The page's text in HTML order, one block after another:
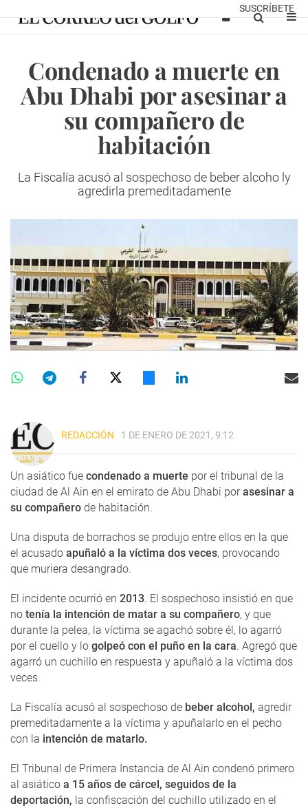
SUSCRÍBETE
Condenado a muerte en
Abu Dhabi por asesinar a
su compañero de
habitación
La Fiscalía acusó al sospechoso de beber alcoho ly
agredirla premeditadamente
REDACCIÓN 1 DE ENERO DE 2021, 9:12
Un asiático fue condenado a muerte por el tribunal de la
ciudad de Al Ain en el emirato de Abu Dhabi porasesinar a
su compañero de habitación.
Una disputa de borrachos se produjo entre ellos en la que
el acusado apuñaló a la víctima dos veces, provocando
que muriera desangrado.
El incidente ocurrió en 2013. El sospechoso insistió en que
no tenía la intención de matar a su compañero, y ​​que
durante la pelea, la víctima se agachó sobre él, lo agarró
por el cuello y lo golpeó con el puño en la cara. Agregó que
agarró un cuchillo en respuesta y apuñaló a la víctima dos
veces.
La Fiscalía acusó al sospechoso de beber alcohol, agredir
premeditadamente a la víctima y apuñalarlo en el pecho
con la intención de matarlo.
El Tribunal de Primera Instancia de Al Ain condenó primero
al asiático a 15 años de cárcel, seguidos de la
deportación, la confiscación del cuchillo utilizado en el